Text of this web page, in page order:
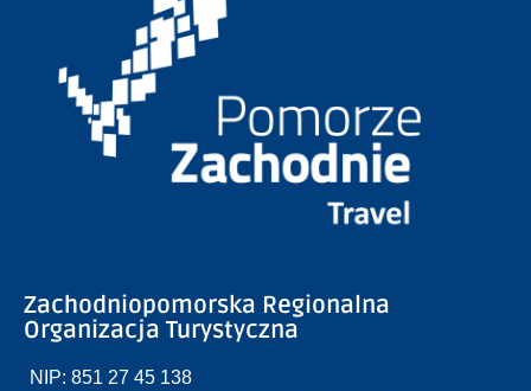
Zachodniopomorska Regionalna
Organizacja Turystyczna
NIP: 851 27 45 138